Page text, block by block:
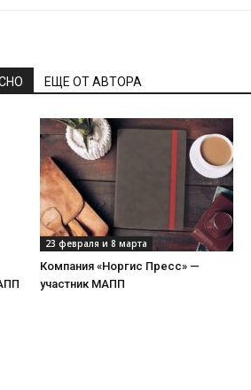
ЕЩЕ ОТ АВТОРА
23 февраля и 8 марта
Компания «Норгис Пресс» —
участник МАПП